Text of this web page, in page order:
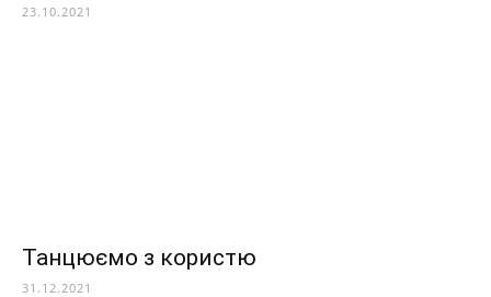
23.10.2021
Танцюємо з користю
31.12.2021